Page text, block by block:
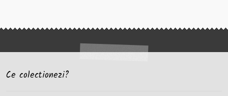
Ce colectionezi?